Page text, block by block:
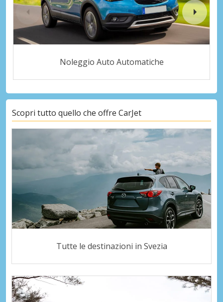
Noleggio Auto Automatiche
Scopri tutto quello che offre CarJet
Tutte le destinazioni in Svezia